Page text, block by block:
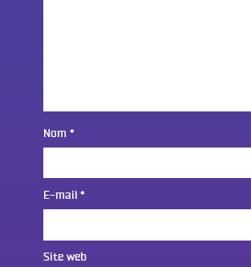
Nom *
E-mail *
Site web